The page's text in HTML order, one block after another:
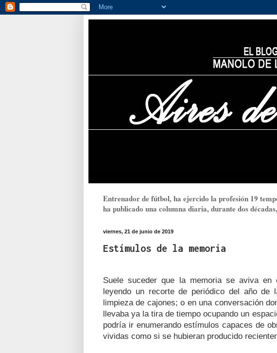
Entrenador de fútbol, ha ejercido la profesión 19
ha publicado una columna diaria, durante dos
viernes, 21 de junio de 2019
Estímulos de la memoria
Suele suceder que la memoria se aviva en
leyendo un recorte de periódico del año de
limpieza de cajones; o en una conversación
llevaba ya la tira de tiempo ocupando un
podría ir enumerando estímulos capaces de
vividas como si se hubieran producido